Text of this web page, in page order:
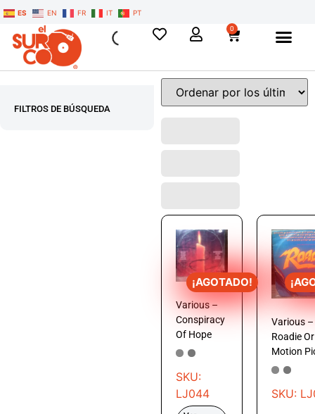
ES EN FR IT PT
0
FILTROS DE BÚSQUEDA
¡AGOTADO!
Various –
Conspiracy
Of Hope
SKU:
LJ044
Various –
Roadie
Motion
SKU: